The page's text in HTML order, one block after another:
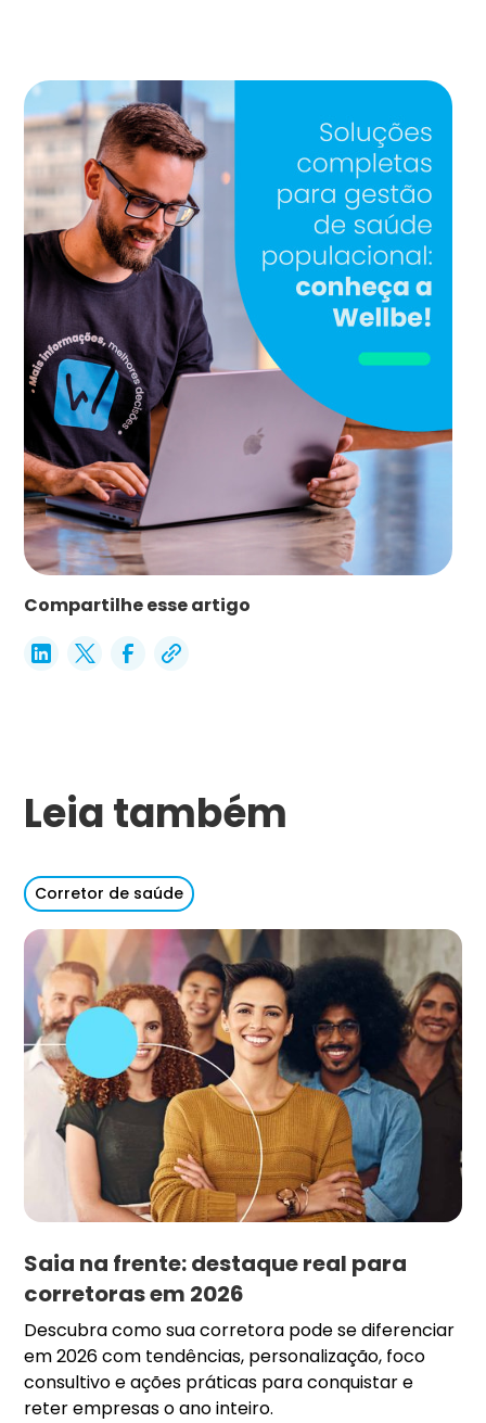
Compartilhe esse artigo
Leia também
Corretor de saúde
Saia na frente: destaque real para
corretoras em 2026
Descubra como sua corretora pode se diferenciar
em 2026 com tendências, personalização, foco
consultivo e ações práticas para conquistar e
reter empresas o ano inteiro.